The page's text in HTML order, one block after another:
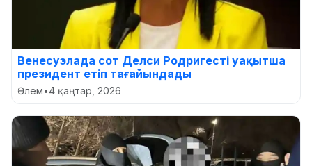
Венесуэлада сот Делси Родригесті уақытша
президент етіп тағайындады
Әлем•4 қаңтар, 2026